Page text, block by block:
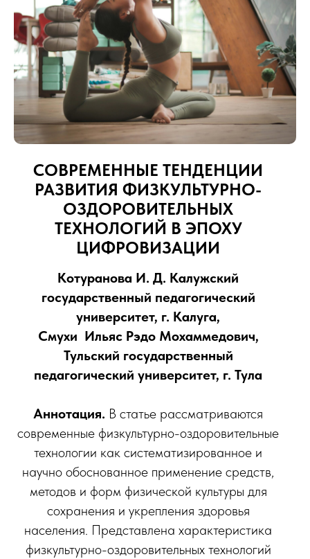
СОВРЕМЕННЫЕ ТЕНДЕНЦИИ
РАЗВИТИЯ ФИЗКУЛЬТУРНО-
ОЗДОРОВИТЕЛЬНЫХ
ТЕХНОЛОГИЙ В ЭПОХУ
ЦИФРОВИЗАЦИИ
Котуранова И. Д. Калужский
государственный педагогический
университет, г. Калуга,
Смухи Ильяс Рэдо Мохаммедович,
Тульский государственный
педагогический университет, г. Тула
Аннотация. В статье рассматриваются
современные физкультурно-оздоровительные
технологии как систематизированное и
научно обоснованное применение средств,
методов и форм физической культуры для
сохранения и укрепления здоровья
населения. Представлена характеристика
физкультурно-оздоровительных технологий